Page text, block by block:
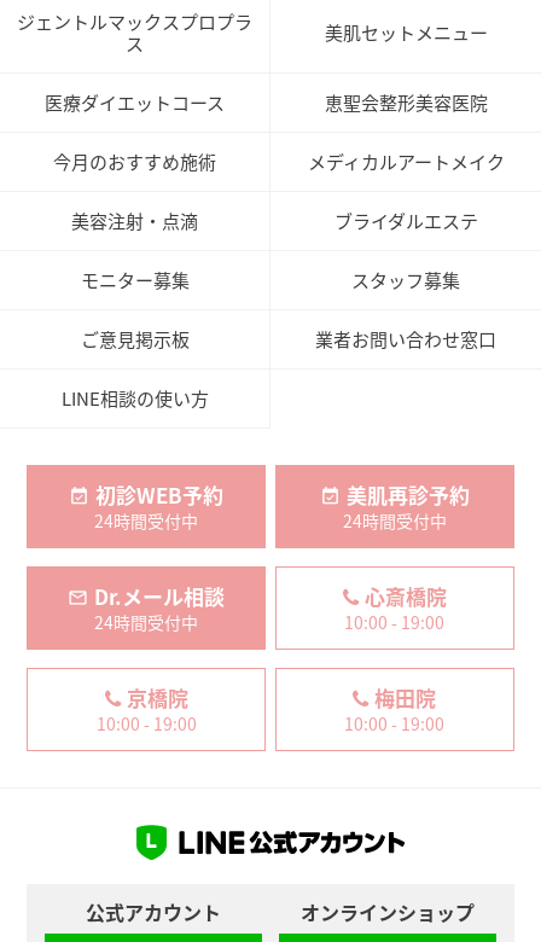
ジェントルマックスプロプラ
ス
美肌セットメニュー
医療ダイエットコース 恵聖会整形美容医院
今月のおすすめ施術 メディカルアートメイク
美容注射・点滴 ブライダルエステ
モニター募集 スタッフ募集
ご意見掲示板 業者お問い合わせ窓口
LINE相談の使い方
初診WEB予約
24時間受付中
美肌再診予約
24時間受付中
Dr.メール相談
24時間受付中
心斎橋院
10:00 - 19:00
京橋院
10:00 - 19:00
梅田院
10:00 - 19:00
公式アカウント オンラインショップ